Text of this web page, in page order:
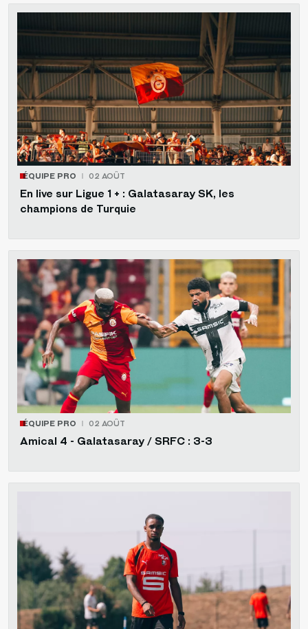
ÉQUIPE PRO 02 AOÛT
En live sur Ligue 1 + : Galatasaray SK, les
champions de Turquie
ÉQUIPE PRO 02 AOÛT
Amical 4 - Galatasaray / SRFC : 3-3